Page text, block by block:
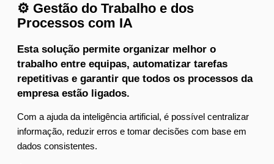
⚙️ Gestão do Trabalho e dos
Processos com IA
Esta solução permite organizar melhor o
trabalho entre equipas, automatizar tarefas
repetitivas e garantir que todos os processos da
empresa estão ligados.
Com a ajuda da inteligência artificial, é possível centralizar
informação, reduzir erros e tomar decisões com base em
dados consistentes.